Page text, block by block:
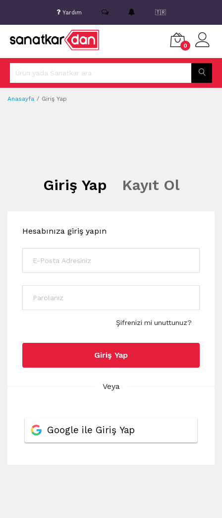
Yardım 🇹🇷
0
Anasayfa Giriş Yap
Giriş Yap Kayıt Ol
Hesabınıza giriş yapın
Şifrenizi mi unuttunuz?
Giriş Yap
Veya
Google ile Giriş Yap